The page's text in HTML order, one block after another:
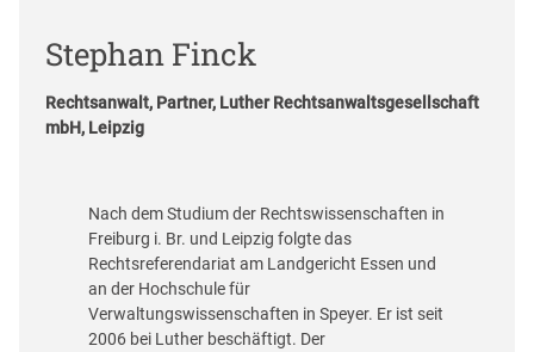
Stephan Finck
Rechtsanwalt, Partner, Luther Rechtsanwaltsgesellschaft
mbH, Leipzig
Nach dem Studium der Rechtswissenschaften in
Freiburg i. Br. und Leipzig folgte das
Rechtsreferendariat am Landgericht Essen und
an der Hochschule für
Verwaltungswissenschaften in Speyer. Er ist seit
2006 bei Luther beschäftigt. Der